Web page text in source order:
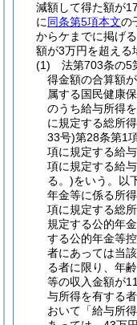
減額して得た額が
に同条第5項本文の
からケまでに掲げ
額が3万円を超える
(1)
法第703条の5
得金額の合算額
属する国民健康
のうち給与所得
に規定する総所
33号)第28条第1
項に規定する給
項に規定する給
る。)をいう。以
年金等に係る所
項に規定する総
規定する公的年
する公的年金等
者にあっては当
る者に限り、年
等の収入金額が
与所得を有する
おいて「給与所